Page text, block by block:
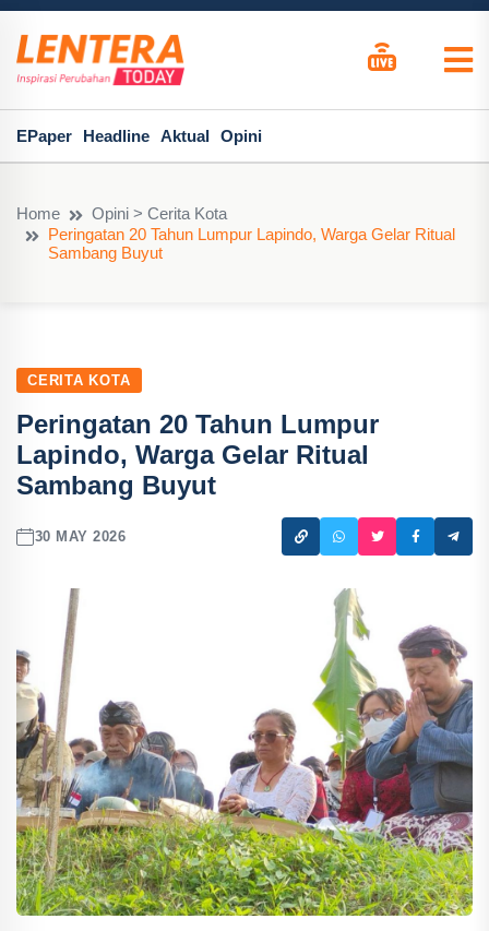
EPaper Headline Aktual Opini
Home
Opini > Cerita Kota
Peringatan 20 Tahun Lumpur Lapindo, Warga Gelar Ritual
Sambang Buyut
CERITA KOTA
Peringatan 20 Tahun Lumpur
Lapindo, Warga Gelar Ritual
Sambang Buyut
30 MAY 2026